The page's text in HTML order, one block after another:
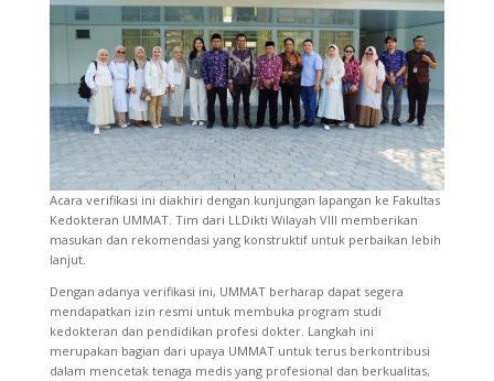
Acara verifikasi ini diakhiri dengan kunjungan lapangan ke Fakultas
Kedokteran UMMAT. Tim dari LLDikti Wilayah VIII memberikan
masukan dan rekomendasi yang konstruktif untuk perbaikan lebih
lanjut.
Dengan adanya verifikasi ini, UMMAT berharap dapat segera
mendapatkan izin resmi untuk membuka program studi
kedokteran dan pendidikan profesi dokter. Langkah ini
merupakan bagian dari upaya UMMAT untuk terus berkontribusi
dalam mencetak tenaga medis yang profesional dan berkualitas,